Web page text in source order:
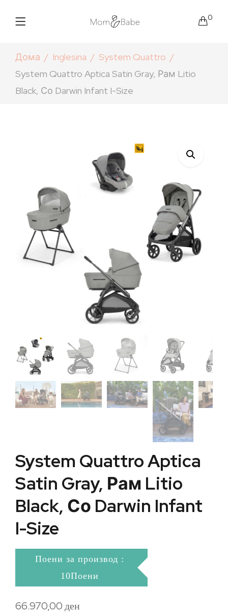
0
Дома Inglesina
System Quattro
System Quattro Aptica Satin Gray, Рам Litio
Black, Со Darwin Infant I-Size
System Quattro Aptica
Satin Gray, Рам Litio
Black, Со Darwin Infant
I-Size
Поени за производ :
10Поени
66.970,00ден